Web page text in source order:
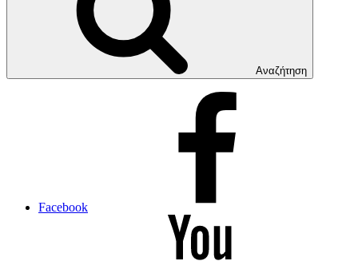
Αναζήτηση
Facebook